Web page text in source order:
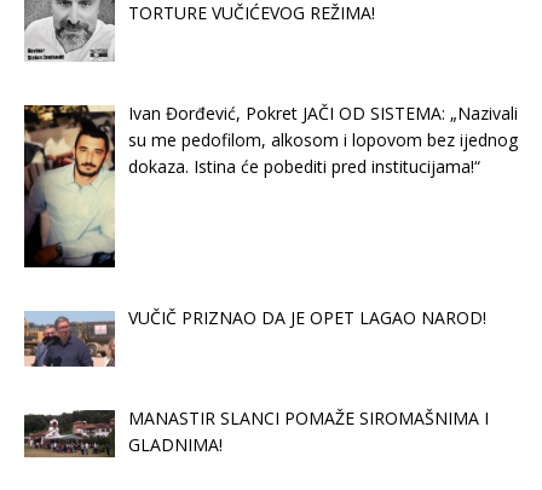
TORTURE VUČIĆEVOG REŽIMA!
Ivan Đorđević, Pokret JAČI OD SISTEMA: „Nazivali
su me pedofilom, alkosom i lopovom bez ijednog
dokaza. Istina će pobediti pred institucijama!“
VUČIČ PRIZNAO DA JE OPET LAGAO NAROD!
MANASTIR SLANCI POMAŽE SIROMAŠNIMA I
GLADNIMA!